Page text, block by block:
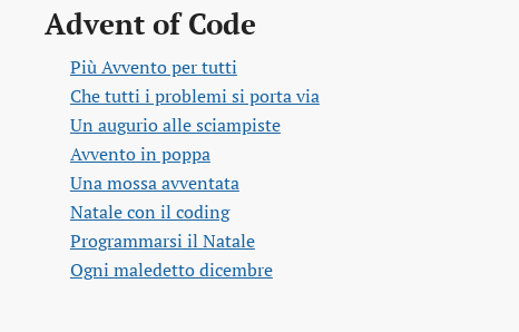
Advent of Code
Più Avvento per tutti
Che tutti i problemi si porta via
Un augurio alle sciampiste
Avvento in poppa
Una mossa avventata
Natale con il coding
Programmarsi il Natale
Ogni maledetto dicembre